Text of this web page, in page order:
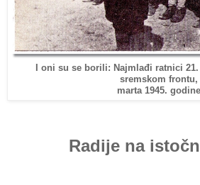
I oni su se borili: Najmlađi ratnici
sremskom frontu,
marta 1945. godine
Radije na